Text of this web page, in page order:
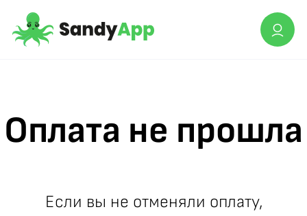
Оплата не прошла
Если вы не отменяли оплату,